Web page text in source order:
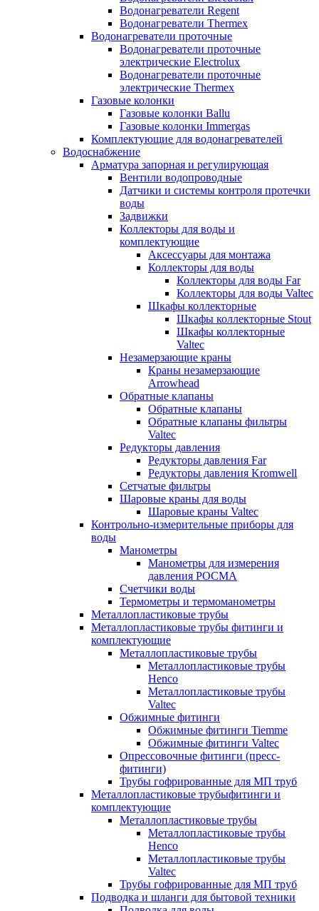
Водонагреватели Regent
Водонагреватели Thermex
Водонагреватели проточные
Водонагреватели проточные
электрические Electrolux
Водонагреватели проточные
электрические Thermex
Газовые колонки
Газовые колонки Ballu
Газовые колонки Immergas
Комплектующие для водонагревателей
Водоснабжение
Арматура запорная и регулирующая
Вентили водопроводные
Датчики и системы контроля протечки
воды
Задвижки
Коллекторы для воды и
комплектующие
Аксессуары для монтажа
Коллекторы для воды
Коллекторы для воды Far
Коллекторы для воды Valtec
Шкафы коллекторные
Шкафы коллекторные Stout
Шкафы коллекторные
Valtec
Незамерзающие краны
Краны незамерзающие
Arrowhead
Обратные клапаны
Обратные клапаны
Обратные клапаны фильтры
Valtec
Редукторы давления
Редукторы давления Far
Редукторы давления Kromwell
Сетчатые фильтры
Шаровые краны для воды
Шаровые краны Valtec
Контрольно-измерительные приборы для
воды
Манометры
Манометры для измерения
давления РОСМА
Счетчики воды
Термометры и термоманометры
Металлопластиковые трубы
Металлопластиковые трубы фитинги и
комплектующие
Металлопластиковые трубы
Металлопластиковые трубы
Henco
Металлопластиковые трубы
Valtec
Обжимные фитинги
Обжимные фитинги Tiemme
Обжимные фитинги Valtec
Опрессовочные фитинги (пресс-
фитинги)
Трубы гофрированные для МП труб
Металлопластиковые трубыфитинги и
комплектующие
Металлопластиковые трубы
Металлопластиковые трубы
Henco
Металлопластиковые трубы
Valtec
Трубы гофрированные для МП труб
Подводка и шланги для бытовой техники